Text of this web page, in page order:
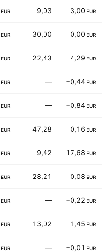
EUR 9,03 3,00 EUR
EUR 30,00 0,00 EUR
EUR 22,43 4,29 EUR
EUR — −0,44 EUR
EUR — −0,84 EUR
EUR 47,28 0,16 EUR
EUR 9,42 17,68 EUR
EUR 28,21 0,08 EUR
EUR — −0,22 EUR
EUR 13,02 1,45 EUR
EUR — −0,01 EUR